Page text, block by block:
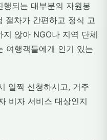
되는 대부분의 자원봉
절차가 간편하고 정식 고
않아 NGO나 지역 단체
여행객들에게 인기 있는
일찍 신청하시고, 거주
비자 서비스 대상인지